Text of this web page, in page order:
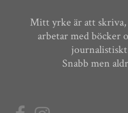
Mitt yrke är att
arbetar med böcker
Snabb men